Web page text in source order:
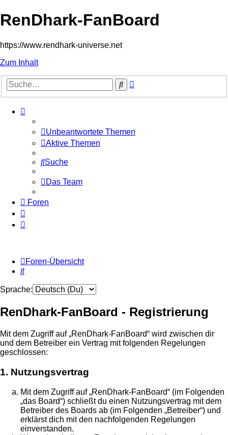
RenDhark-FanBoard
https://www.rendhark-universe.net
Zum Inhalt
Suche
Unbeantwortete Themen
Aktive Themen
Suche
Das Team
Foren
Foren-Übersicht
Suche
Sprache:
RenDhark-FanBoard - Registrierung
Mit dem Zugriff auf „RenDhark-FanBoard“ wird zwischen dir
und dem Betreiber ein Vertrag mit folgenden Regelungen
geschlossen:
1. Nutzungsvertrag
Mit dem Zugriff auf „RenDhark-FanBoard“ (im Folgenden
„das Board“) schließt du einen Nutzungsvertrag mit dem
Betreiber des Boards ab (im Folgenden „Betreiber“) und
erklärst dich mit den nachfolgenden Regelungen
einverstanden.